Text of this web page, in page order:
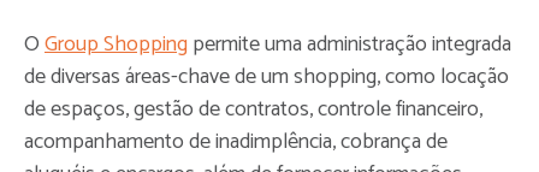
OGroup Shoppingpermite uma administração integrada
de diversas áreas-chave de um shopping, como locação
de espaços, gestão de contratos, controle financeiro,
acompanhamento de inadimplência, cobrança de